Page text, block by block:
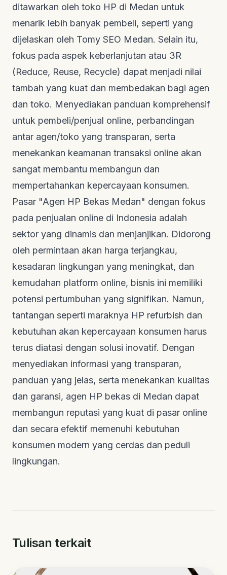
ditawarkan oleh toko HP di Medan untuk
menarik lebih banyak pembeli, seperti yang
dijelaskan oleh Tomy SEO Medan. Selain itu,
fokus pada aspek keberlanjutan atau 3R
(Reduce, Reuse, Recycle) dapat menjadi nilai
tambah yang kuat dan membedakan bagi agen
dan toko. Menyediakan panduan komprehensif
untuk pembeli/penjual online, perbandingan
antar agen/toko yang transparan, serta
menekankan keamanan transaksi online akan
sangat membantu membangun dan
mempertahankan kepercayaan konsumen.
Pasar "Agen HP Bekas Medan" dengan fokus
pada penjualan online di Indonesia adalah
sektor yang dinamis dan menjanjikan. Didorong
oleh permintaan akan harga terjangkau,
kesadaran lingkungan yang meningkat, dan
kemudahan platform online, bisnis ini memiliki
potensi pertumbuhan yang signifikan. Namun,
tantangan seperti maraknya HP refurbish dan
kebutuhan akan kepercayaan konsumen harus
terus diatasi dengan solusi inovatif. Dengan
menyediakan informasi yang transparan,
panduan yang jelas, serta menekankan kualitas
dan garansi, agen HP bekas di Medan dapat
membangun reputasi yang kuat di pasar online
dan secara efektif memenuhi kebutuhan
konsumen modern yang cerdas dan peduli
lingkungan.
Tulisan terkait